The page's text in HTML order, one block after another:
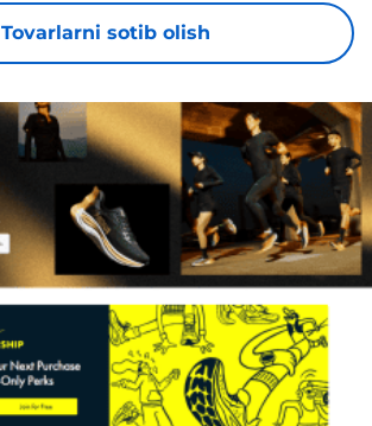
Tovarlarni sotib olish